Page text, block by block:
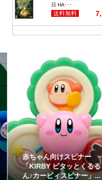
赤ちゃん向けスピナー
「KIRBY ピタッとくるる
ん♪カービィスピナー」...